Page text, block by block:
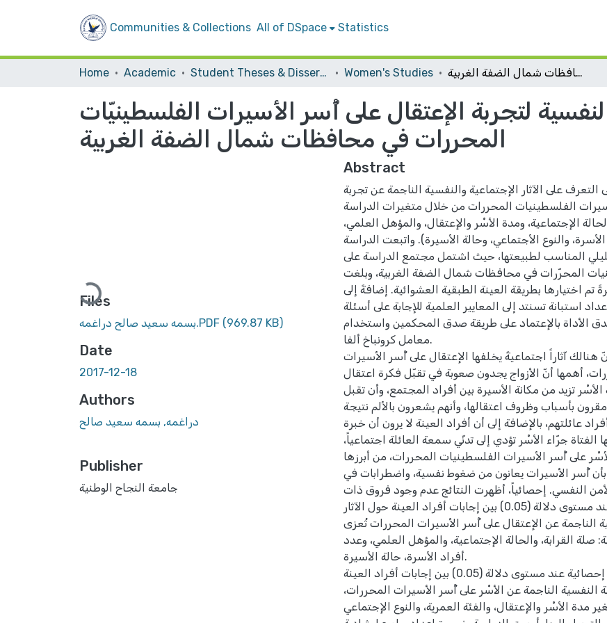
Communities & Collections All of DSpace Statistics
Home Academic Student Theses & Dissertations Women's Studies الآثار الإجتماعية والنفسية لتجربة الإعتقال على أُسر الأسيرات الفلسطينيّات المحررات في محافظات شمال الضفة الغربية
لتجربة الإعتقال على أُسر الأسيرات الفلسطينيّات
المحررات في محافظات شمال الضفة الغربية
Loading...
Files
بسمه سعيد صالح دراغمه.PDF (969.87 KB)
Date
2017-12-18
Authors
دراغمه, بسمه سعيد صالح
Publisher
جامعة النجاح الوطنية
Abstract
على الآثار الإجتماعية والنفسية الناجمة عن تجربة
الفلسطينيات المحررات من خلال متغيرات الدراسة
الإجتماعية، ومدة الأسْر والإعتقال، والمؤهل العلمي،
والنوع الأجتماعي، وحالة الأسيرة). واتبعت الدراسة
المناسب لطبيعتها، حيث اشتمل مجتمع الدراسة على
المحرّرات في محافظات شمال الضفة الغربية، وبلغت
(30) أُسرةً تم اختيارها بطريقة العينة الطبقية العشوائية. إضافةً إلى
استبانة تسنتد إلى المعايير العلمية للإجابة على أسئلة
الأداة بالإعتماد على طريقة صدق المحكمين واستخدام
معامل كرونباخ ألفا.
هنالك آثاراً اجتماعيةً يخلفها الإعتقال على أُسر الأسيرات
أهمها أنّ الأزواج يجدون صعوبة في تقبّل فكرة اعتقال
الأسْر تزيد من مكانة الأسيرة بين أفراد المجتمع، وأن تقبل
بأسباب وظروف اعتقالها، وأنهم يشعرون بالألم نتيجة
عائلتهم، بالإضافة إلى أن أفراد العينة لا يرون أن خبرة
الفتاة جرّاء الأسْر تؤدي إلى تدنّي سمعة العائلة اجتماعياً،
على أُسر الأسيرات الفلسطينيات المحررات، من أبرزها
بأن أُسر الأسيرات يعانون من ضغوط نفسية، واضطرابات في
النفسي. إحصائياً، أظهرت النتائج عدم وجود فروق ذات
دلالة إحصائية عند مستوى دلالة (0.05) بين إجابات أفراد العينة حول الآثار
الناجمة عن الإعتقال على أُسر الأسيرات المحررات تُعزى
صلة القرابة، والحالة الإجتماعية، والمؤهل العلمي، وعدد
أفراد الأسرة، حالة الأسيرة.
وجود فروق ذات دلالة إحصائية عند مستوى دلالة (0.05) بين إجابات أفراد العينة
النفسية الناجمة عن الأسْر على أُسر الأسيرات المحررات،
مدة الأسْر والإعتقال، والفئة العمرية، والنوع الإجتماعي.